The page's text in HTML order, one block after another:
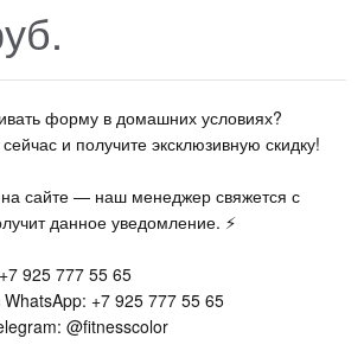
форму в домашних условиях?
и получите эксклюзивную скидку!
на сайте — наш менеджер свяжется с
данное уведомление. ⚡
925 777 55 65
+7 925 777 55 65
@fitnesscolor